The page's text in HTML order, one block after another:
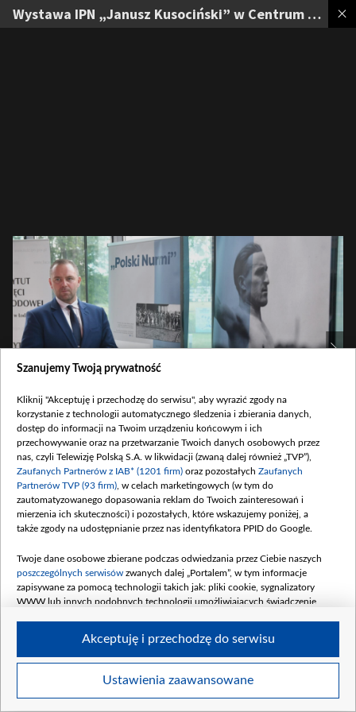
Wystawa IPN „Janusz Kusociński” w Centrum Olimpijskim
Prezes Instytutu Pamięci Narodowej Karol Nawrocki podczas uroczystego
otwarcia wystawy „Janusz Kusociński” w Centrum Olimpijskim Polskiego
Komitetu Olimpijskiego w Warszawie, fot. PAP/Radek Pietruszka
1
Szczegóły
Szanujemy Twoją prywatność
Kliknij "Akceptuję i przechodzę do serwisu", aby wyrazić zgody na
korzystanie z technologii automatycznego śledzenia i zbierania danych,
dostęp do informacji na Twoim urządzeniu końcowym i ich
przechowywanie oraz na przetwarzanie Twoich danych osobowych przez
nas, czyli Telewizję Polską S.A. w likwidacji (zwaną dalej również „TVP”),
Zaufanych Partnerów z IAB* (1201 firm) oraz pozostałych Zaufanych
Partnerów TVP (93 firm) , w celach marketingowych (w tym do
zautomatyzowanego dopasowania reklam do Twoich zainteresowań i
mierzenia ich skuteczności) i pozostałych, które wskazujemy poniżej, a
także zgody na udostępnianie przez nas identyfikatora PPID do Google.
Twoje dane osobowe zbierane podczas odwiedzania przez Ciebie naszych
poszczególnych serwisów zwanych dalej „Portalem”, w tym informacje
zapisywane za pomocą technologii takich jak: pliki cookie, sygnalizatory
WWW lub innych podobnych technologii umożliwiających świadczenie
Twoje dane osobowe zbierane podczas odwiedzania przez Ciebie
Ustawienia zaawansowane
Akceptuję i przechodzę do serwisu